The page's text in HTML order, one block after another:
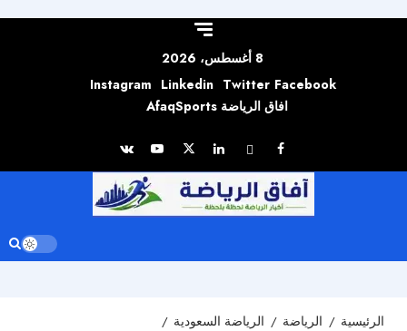
8 أغسطس، 2026
Facebook
Twitter
Linkedin
Instagram
افاق الرياضة AfaqSports
الرئيسية الرياضة
الرياضة السعودية